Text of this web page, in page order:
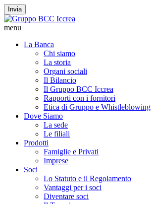
Invia
menu
La Banca
Chi siamo
La storia
Organi sociali
Il Bilancio
Il Gruppo BCC Iccrea
Rapporti con i fornitori
Etica di Gruppo e Whistleblowing
Dove Siamo
La sede
Le filiali
Prodotti
Famiglie e Privati
Imprese
Soci
Lo Statuto e il Regolamento
Vantaggi per i soci
Diventare soci